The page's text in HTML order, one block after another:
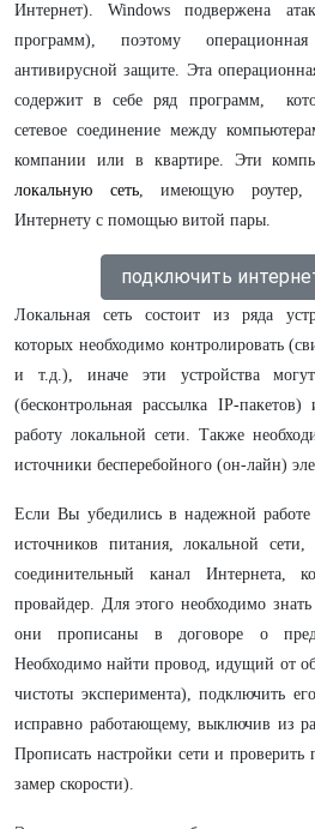
Интернет). Windows подвержена
программ), поэтому
антивирусной защите. Эта
содержит в себе ряд программ,
сетевое соединениемежду
компании или в квартире. Эти
локальную сеть, имеющую роутер,
Интернету с помощью витой пары.
подключить
Локальная сеть состоит из ряда
которых необходимо контролировать
и т.д.), иначе эти устройства
(бесконтрольная рассылка IP-
работу локальной сети. Также
источники беcперебойного (он-лайн)
Если Вы убедились в надежной работе
источников питания, локальной
соединительный канал Интернета,
провайдер. Для этого необходимо
они прописаны в договоре о
Необходимо найти провод, идущий от
чистоты эксперимента), подключить
исправно работающему, выключив из
Прописать настройки сети и проверить
замер скорости).